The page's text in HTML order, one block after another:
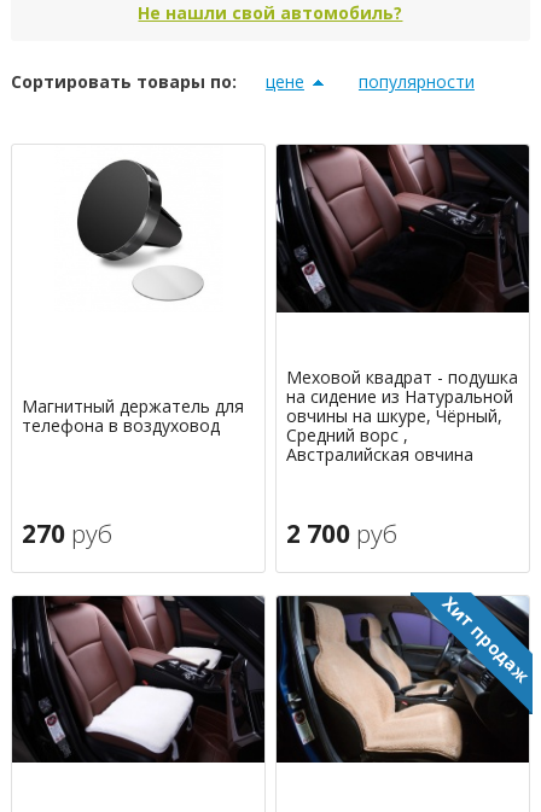
Не нашли свой автомобиль?
Сортировать товары по: цене популярности
Магнитный держатель для
телефона в воздуховод
270 руб
Меховой квадрат - подушка
на сидение из Натуральной
овчины на шкуре, Чёрный,
Средний ворс ,
Австралийская овчина
2 700 руб